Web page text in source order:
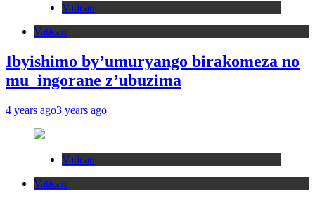
Vatican
Vatican
Ibyishimo by’umuryango birakomeza no
mu ingorane z’ubuzima
4 years ago3 years ago
Vatican
Vatican